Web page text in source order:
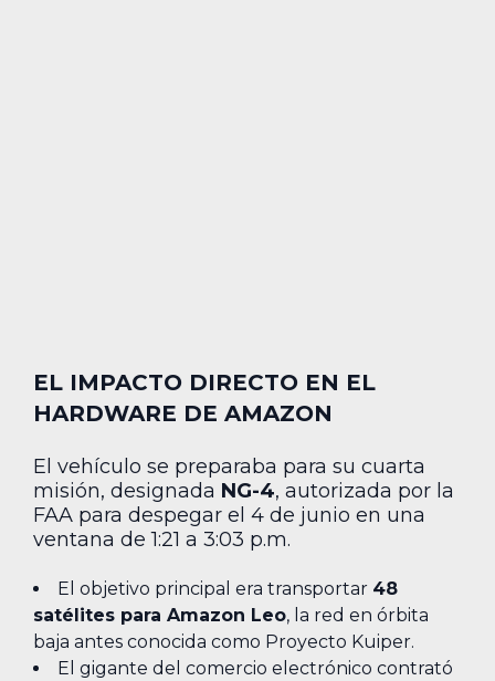
EL IMPACTO DIRECTO EN EL
HARDWARE DE AMAZON
El vehículo se preparaba para su cuarta
misión, designada NG-4, autorizada por la
FAA para despegar el 4 de junio en una
ventana de 1:21 a 3:03 p.m.
El objetivo principal era transportar 48
satélites para Amazon Leo, la red en órbita
baja antes conocida como Proyecto Kuiper.
El gigante del comercio electrónico contrató